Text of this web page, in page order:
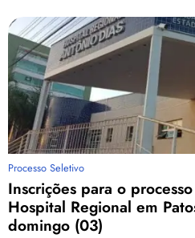
Processo Seletivo
Inscrições para o
Hospital Regional em
domingo (03)